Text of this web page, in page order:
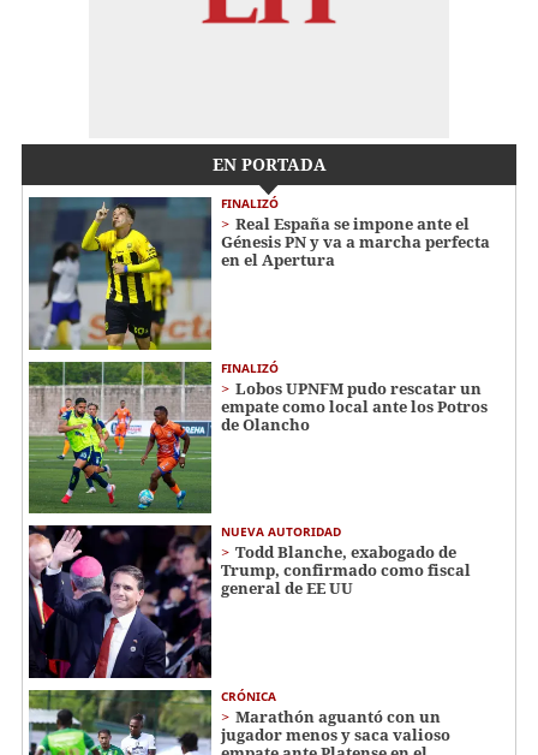
EN PORTADA
FINALIZÓ
Real España se impone ante el
Génesis PN y va a marcha perfecta
en el Apertura
FINALIZÓ
Lobos UPNFM pudo rescatar un
empate como local ante los Potros
de Olancho
NUEVA AUTORIDAD
Todd Blanche, exabogado de
Trump, confirmado como fiscal
general de EE UU
CRÓNICA
Marathón aguantó con un
jugador menos y saca valioso